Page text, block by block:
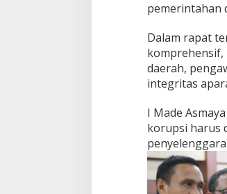
pemerintahan
Dalam rapat
daerah,
integritas
I Made
korupsi harus